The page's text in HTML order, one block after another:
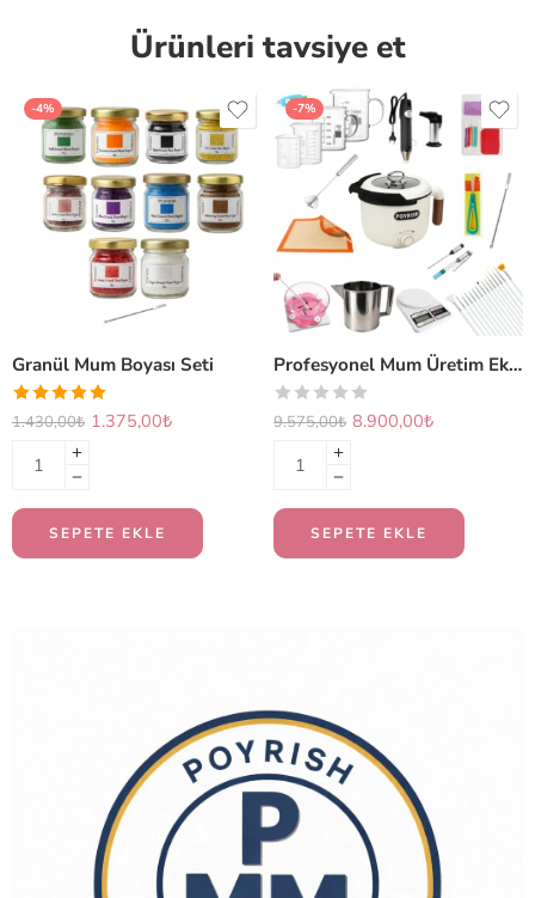
Ürünleri tavsiye et
-4%
Granül Mum Boyası Seti
1.430,00₺ 1.375,00₺
SEPETE EKLE
-7%
Profesyonel Mum Üretim Ekipmanları Seti (PLUS)
9.575,00₺ 8.900,00₺
SEPETE EKLE